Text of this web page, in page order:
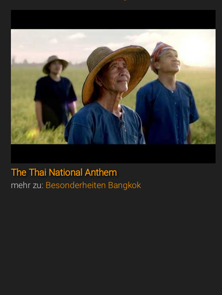
The Thai National Anthem
mehr zu: Besonderheiten Bangkok